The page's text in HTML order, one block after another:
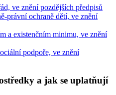
ve znění pozdějších předpisů
právní ochraně dětí, ve znění
a existenčním minimu, ve znění
podpoře, ve znění
a jak se uplatňují